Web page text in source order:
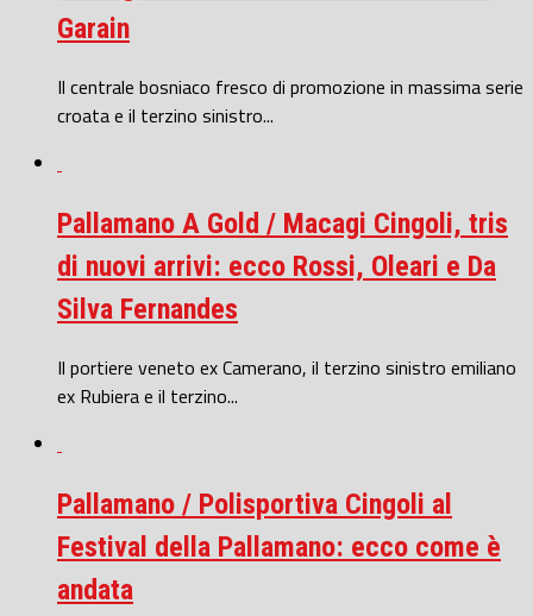
Garain
Il centrale bosniaco fresco di promozione in massima serie
croata e il terzino sinistro...
Pallamano A Gold / Macagi Cingoli, tris
di nuovi arrivi: ecco Rossi, Oleari e Da
Silva Fernandes
Il portiere veneto ex Camerano, il terzino sinistro emiliano
ex Rubiera e il terzino...
Pallamano / Polisportiva Cingoli al
Festival della Pallamano: ecco come è
andata